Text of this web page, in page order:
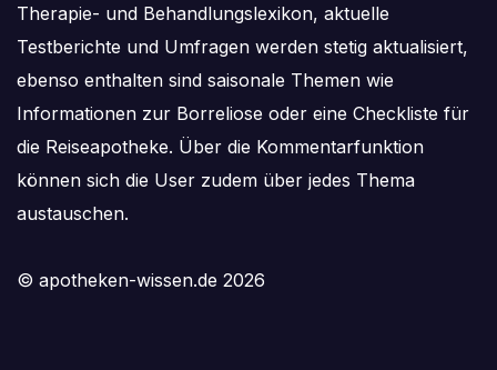
Therapie- und Behandlungslexikon, aktuelle
Testberichte und Umfragen werden stetig aktualisiert,
ebenso enthalten sind saisonale Themen wie
Informationen zur Borreliose oder eine Checkliste für
die Reiseapotheke. Über die Kommentarfunktion
können sich die User zudem über jedes Thema
austauschen.
© apotheken-wissen.de 2026